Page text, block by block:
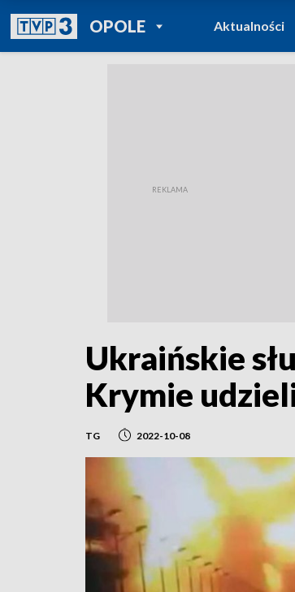
OPOLEPOWRÓT DO
TVP REGIONY
Aktualności
Ukraińskie
Krymie
TG 2022-10-08